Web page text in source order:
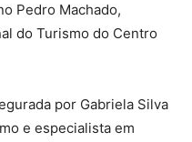
Pedro Machado,
do Turismo do Centro
por Gabriela Silva
e especialista em